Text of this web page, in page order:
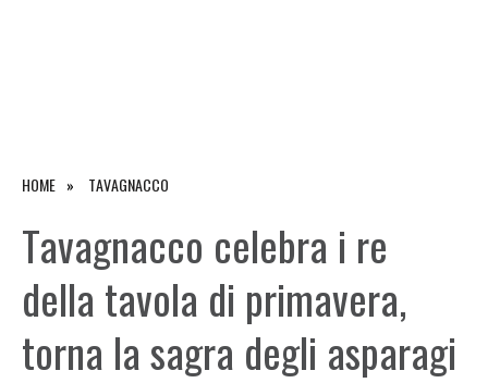
HOME TAVAGNACCO
Tavagnacco celebra i re
della tavola di primavera,
torna la sagra degli asparagi